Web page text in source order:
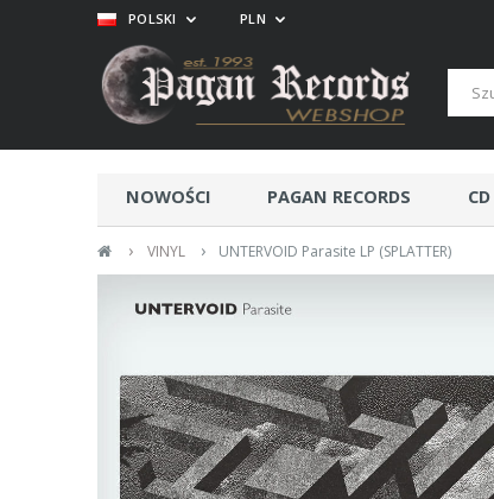
NOWOŚCI PAGAN RECORDS CD
› VINYL › UNTERVOID Parasite LP (SPLATTER)
POLSKI PLN